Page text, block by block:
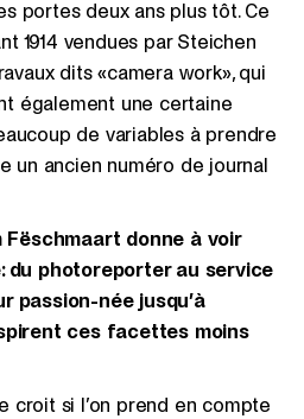
portes deux ans plus tôt. Ce
1914 vendues par Steichen
dits «camera work», qui
également une certaine
de variables à prendre
un ancien numéro de journal
Fëschmaart donne à voir
du photoreporter au service
passion-née jusqu’à
ces facettes moins
croit si l’on prend en compte